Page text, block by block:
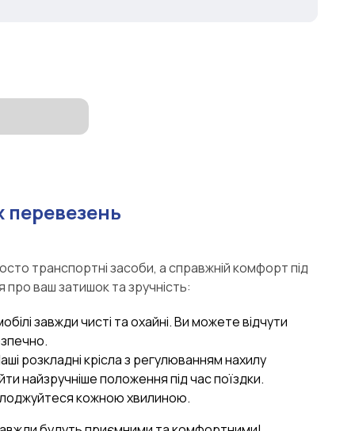
транспортні засоби, а справжній комфорт під
про ваш затишок та зручність:
завжди чисті та охайні. Ви можете відчути
розкладні крісла з регулюванням нахилу
найзручніше положення під час поїздки.
кожною хвилиною.